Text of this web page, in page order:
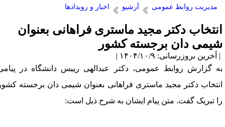
مدیریت روابط عمومی آرشیو اخبار و رویدادها
دکتر مجید ماستری فراهانی بعنوان
دان برجسته کشور
بروزرسانی: ۱۴۰۴/۱۰/۹ |
گزارش روابط عمومی، دکتر عبدالهی رییس دانشگاه در پیامی
دکتر مجید ماستری فراهانی بعنوان شیمی دان برجسته کشور
تبریک گفت. متن پیام ایشان به شرح ذیل است: